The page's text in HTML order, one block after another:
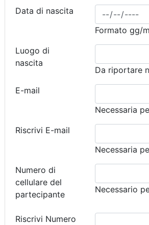
Data di nascita
Formato gg/
Luogo di
nascita
Da riportare
E-mail
Necessaria
Riscrivi E-mail
Necessaria
Numero di
cellulare del
partecipante
Necessario
Riscrivi Numero